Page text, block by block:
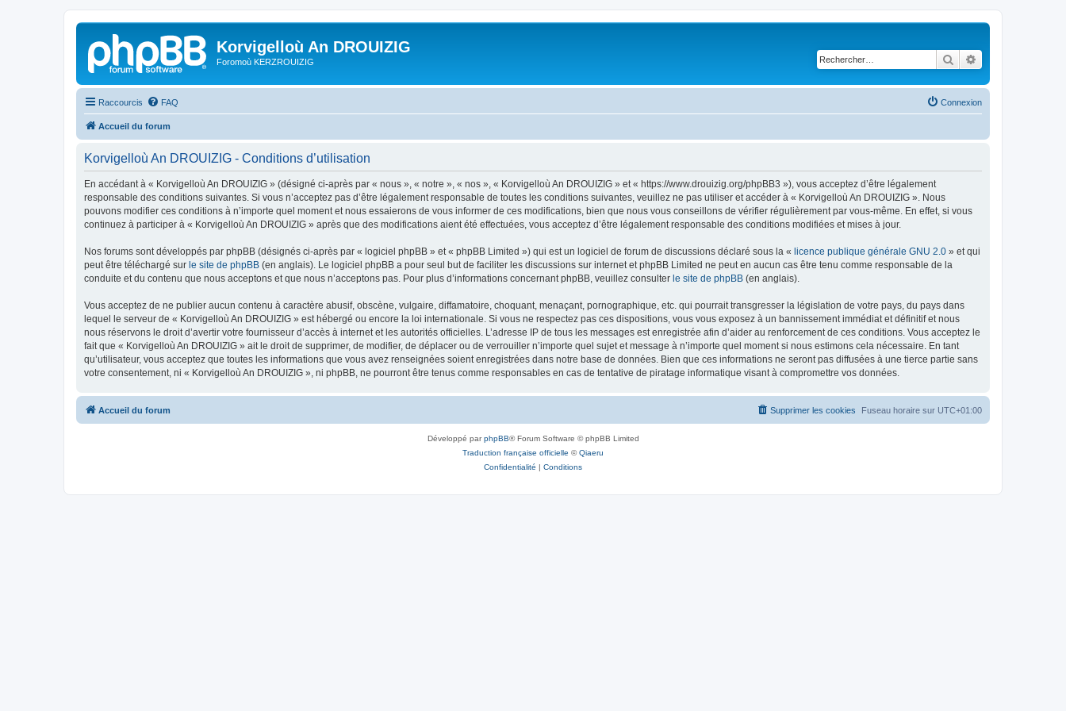
Korvigelloù An DROUIZIG
Foromoù KERZROUIZIG Rechercher
Raccourcis FAQ Connexion
Accueil du forum
Korvigelloù An DROUIZIG - Conditions d’utilisation
En accédant à « Korvigelloù An DROUIZIG » (désigné ci-après par « nous », « notre », « nos », « Korvigelloù An DROUIZIG » et « https://www.drouizig.org/phpBB3 »), vous acceptez d’être légalement
responsable des conditions suivantes. Si vous n’acceptez pas d’être légalement responsable de toutes les conditions suivantes, veuillez ne pas utiliser et accéder à « Korvigelloù An DROUIZIG ». Nous
pouvons modifier ces conditions à n’importe quel moment et nous essaierons de vous informer de ces modifications, bien que nous vous conseillons de vérifier régulièrement par vous-même. En effet, si vous
continuez à participer à « Korvigelloù An DROUIZIG » après que des modifications aient été effectuées, vous acceptez d’être légalement responsable des conditions modifiées et mises à jour.
Nos forums sont développés par phpBB (désignés ci-après par « logiciel phpBB » et « phpBB Limited ») qui est un logiciel de forum de discussions déclaré sous la « licence publique générale GNU 2.0 » et qui
peut être téléchargé sur le site de phpBB (en anglais). Le logiciel phpBB a pour seul but de faciliter les discussions sur internet et phpBB Limited ne peut en aucun cas être tenu comme responsable de la
conduite et du contenu que nous acceptons et que nous n’acceptons pas. Pour plus d’informations concernant phpBB, veuillez consulter le site de phpBB (en anglais).
Vous acceptez de ne publier aucun contenu à caractère abusif, obscène, vulgaire, diffamatoire, choquant, menaçant, pornographique, etc. qui pourrait transgresser la législation de votre pays, du pays dans
lequel le serveur de « Korvigelloù An DROUIZIG » est hébergé ou encore la loi internationale. Si vous ne respectez pas ces dispositions, vous vous exposez à un bannissement immédiat et définitif et nous
nous réservons le droit d’avertir votre fournisseur d’accès à internet et les autorités officielles. L’adresse IP de tous les messages est enregistrée afin d’aider au renforcement de ces conditions. Vous acceptez le
fait que « Korvigelloù An DROUIZIG » ait le droit de supprimer, de modifier, de déplacer ou de verrouiller n’importe quel sujet et message à n’importe quel moment si nous estimons cela nécessaire. En tant
qu’utilisateur, vous acceptez que toutes les informations que vous avez renseignées soient enregistrées dans notre base de données. Bien que ces informations ne seront pas diffusées à une tierce partie sans
votre consentement, ni « Korvigelloù An DROUIZIG », ni phpBB, ne pourront être tenus comme responsables en cas de tentative de piratage informatique visant à compromettre vos données.
Accueil du forum Fuseau horaire sur UTC+01:00
Supprimer les cookies
Développé parphpBB® Forum Software © phpBB Limited
Traduction française officielle ©Qiaeru
Confidentialité | Conditions